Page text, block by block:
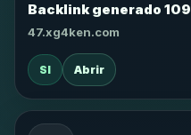
Backlink generado 109
47.xg4ken.com
SI Abrir